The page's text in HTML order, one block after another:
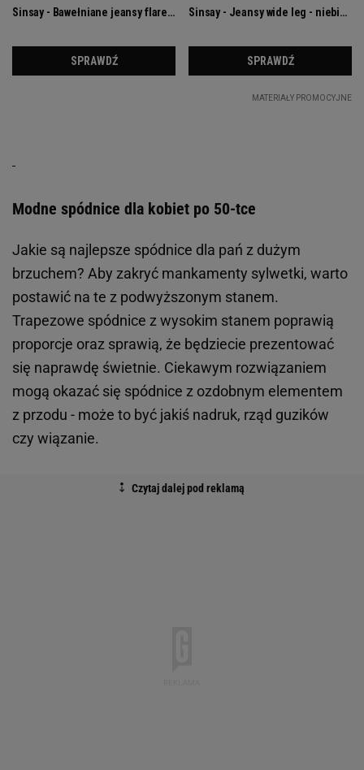
Modne spódnice dla kobiet po 50-tce
Jakie są najlepsze spódnice dla pań z dużym
brzuchem? Aby zakryć mankamenty sylwetki, warto
postawić na te z podwyższonym stanem.
Trapezowe spódnice z wysokim stanem poprawią
proporcje oraz sprawią, że będziecie prezentować
się naprawdę świetnie. Ciekawym rozwiązaniem
mogą okazać się spódnice z ozdobnym elementem
z przodu - może to być jakiś nadruk, rząd guzików
czy wiązanie.